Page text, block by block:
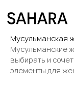
Мусульманская
Мусульманские
выбирать и
элементы для